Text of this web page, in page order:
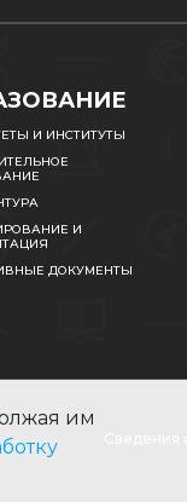
И ИНСТИТУТЫ
И
ДОКУМЕНТЫ
им